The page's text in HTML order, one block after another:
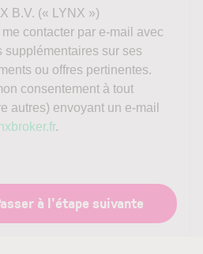
B.V. (« LYNX »)
me contacter par e-mail avec
supplémentaires sur ses
ou offres pertinentes.
consentement à tout
autres) envoyant un e-mail
.
à l'étape suivante